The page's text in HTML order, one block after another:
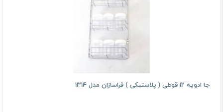
جا ادویه 12 قوطی ( پلاستیکی ) فراسازان مدل 1314